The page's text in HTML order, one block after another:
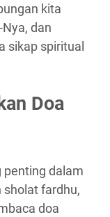
kita
dan
sikap spiritual
Doa
penting dalam
fardhu,
doa